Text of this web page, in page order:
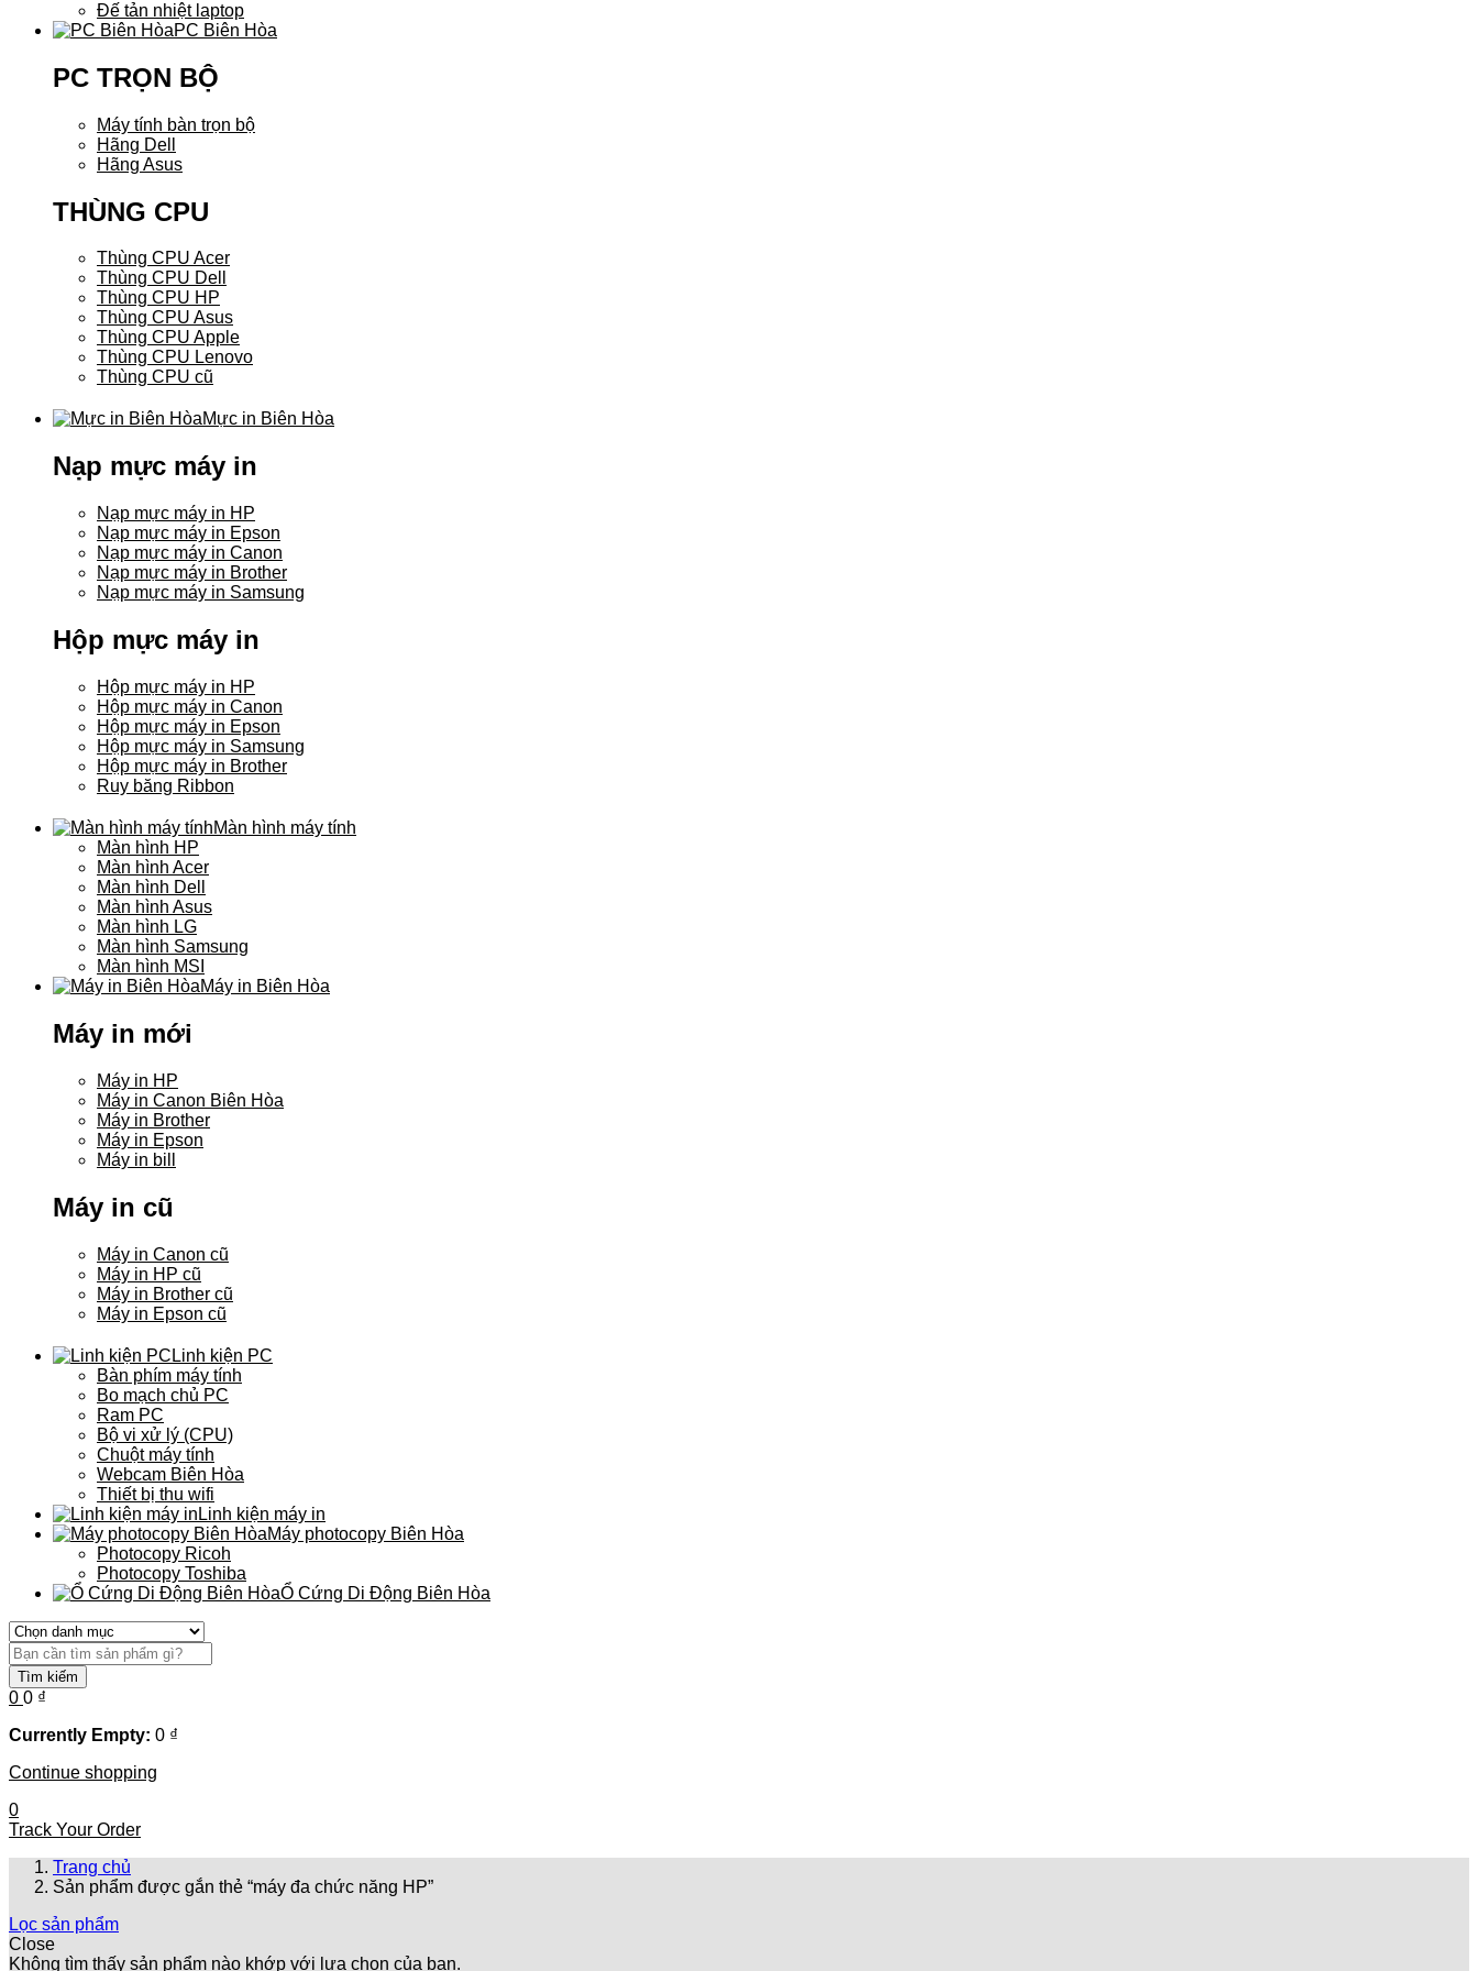
Đế tản nhiệt laptop
PC Biên Hòa
PC TRỌN BỘ
Máy tính bàn trọn bộ
Hãng Dell
Hãng Asus
THÙNG CPU
Thùng CPU Acer
Thùng CPU Dell
Thùng CPU HP
Thùng CPU Asus
Thùng CPU Apple
Thùng CPU Lenovo
Thùng CPU cũ
Mực in Biên Hòa
Nạp mực máy in
Nạp mực máy in HP
Nạp mực máy in Epson
Nạp mực máy in Canon
Nạp mực máy in Brother
Nạp mực máy in Samsung
Hộp mực máy in
Hộp mực máy in HP
Hộp mực máy in Canon
Hộp mực máy in Epson
Hộp mực máy in Samsung
Hộp mực máy in Brother
Ruy băng Ribbon
Màn hình máy tính
Màn hình HP
Màn hình Acer
Màn hình Dell
Màn hình Asus
Màn hình LG
Màn hình Samsung
Màn hình MSI
Máy in Biên Hòa
Máy in mới
Máy in HP
Máy in Canon Biên Hòa
Máy in Brother
Máy in Epson
Máy in bill
Máy in cũ
Máy in Canon cũ
Máy in HP cũ
Máy in Brother cũ
Máy in Epson cũ
Linh kiện PC
Bàn phím máy tính
Bo mạch chủ PC
Ram PC
Bộ vi xử lý (CPU)
Chuột máy tính
Webcam Biên Hòa
Thiết bị thu wifi
Linh kiện máy in
Máy photocopy Biên Hòa
Photocopy Ricoh
Photocopy Toshiba
Ổ Cứng Di Động Biên Hòa
Tìm kiếm
0 0 ₫
Currently Empty: 0 ₫
Continue shopping
0
Track Your Order
Trang chủ
Sản phẩm được gắn thẻ “máy đa chức năng HP”
Lọc sản phẩm
Close
Không tìm thấy sản phẩm nào khớp với lựa chọn của bạn.